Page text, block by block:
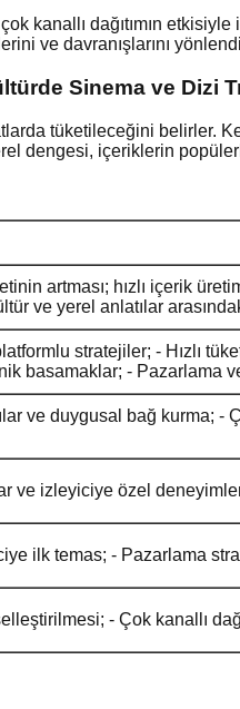
kanallı dağıtımın
ve davranışlarını
Sinema ve Dizi
tüketileceğini belirler.
dengesi, içeriklerin
artması; hızlı içerik
ve yerel anlatılar
stratejiler; - Hızlı
basamaklar; - Pazarlama
ve duygusal bağ kurma;
ve izleyiciye özel
ilk temas; - Pazarlama
- Çok kanallı